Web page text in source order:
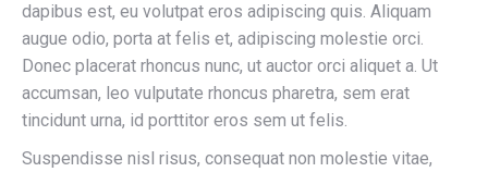
dapibus est, eu volutpat eros adipiscing quis. Aliquam
augue odio, porta at felis et, adipiscing molestie orci.
Donec placerat rhoncus nunc, ut auctor orci aliquet a. Ut
accumsan, leo vulputate rhoncus pharetra, sem erat
tincidunt urna, id porttitor eros sem ut felis.
Suspendisse nisl risus, consequat non molestie vitae,